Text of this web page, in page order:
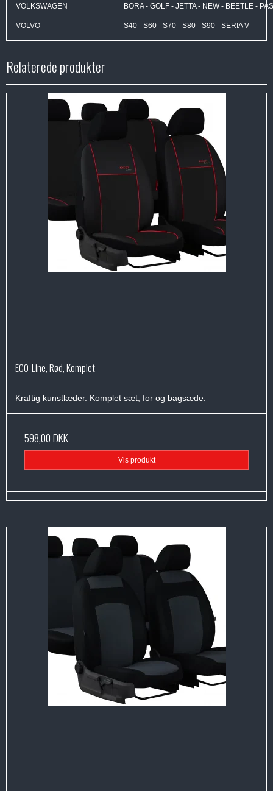
VOLKSWAGEN
BORA - GOLF - JETTA - NEW - BEETLE -
VOLVO S40 - S60 - S70 - S80 - S90 - SERIA V
Relaterede produkter
ECO-Line, Rød, Komplet
Kraftig kunstlæder. Komplet sæt, for og bagsæde.
598,00 DKK
Vis produkt